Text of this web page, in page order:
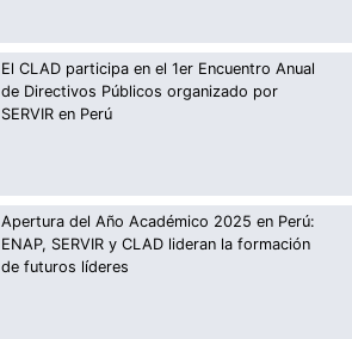
El CLAD participa en el 1er Encuentro Anual
de Directivos Públicos organizado por
SERVIR en Perú
Apertura del Año Académico 2025 en Perú:
ENAP, SERVIR y CLAD lideran la formación
de futuros líderes